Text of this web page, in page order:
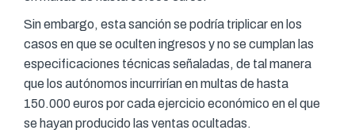
Sin embargo, esta sanción se podría triplicar en los
casos en que se oculten ingresos y no se cumplan las
especificaciones técnicas señaladas, de tal manera
que los autónomos incurrirían en multas de hasta
150.000 euros por cada ejercicio económico en el que
se hayan producido las ventas ocultadas.